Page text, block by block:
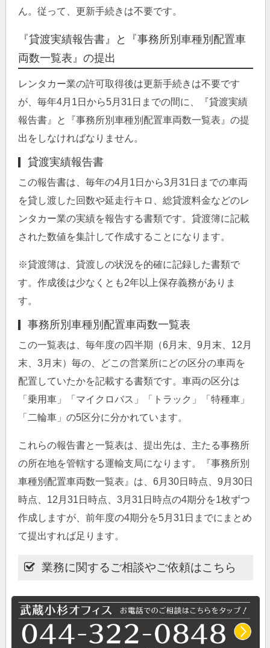
ん。従って、更新手続きは不要です。
『貸渡実績報告書』と『事務所別車種別配置車
両数一覧表』の提出
レンタカー業の許可取得後は更新手続きは不要です
が、毎年4月1日から5月31日までの間に、『貸渡実績
報告書』と『事務所別車種別配置車両数一覧表』の提
出をしなければなりません。
貸渡実績報告書
この報告書は、毎年の4月1日から3月31日までの車両
を貸し渡した回数や延走行キロ、総貸渡料金などのレ
ンタカー業の実績を報告する書類です。貸渡簿に記載
された数値を集計して作成することになります。
※貸渡簿は、貸渡しの状況を的確に記録した書類で
す。作成後は少なくとも2年以上保存義務がありま
す。
事務所別車種別配置車両数一覧表
この一覧表は、毎年度の四半期（6月末、9月末、12月
末、3月末）毎の、どこの営業所にどの区分の車両を
配置していたかを記載する書類です。車両の区分は
「乗用車」「マイクロバス」「トラック」「特種車」
「二輪車」の5区分に分かれています。
これらの報告書と一覧表は、提出先は、主たる事務所
の所在地を管轄する運輸支局になります。『事務所別
車種別配置車両数一覧表』は、6月30日時点、9月30日
時点、12月31日時点、3月31日時点の4期分を1枚ずつ
作成しますが、前年度の4期分を5月31日までにまとめ
て提出すれば足ります。
業務に関するご相談やご依頼はこちら